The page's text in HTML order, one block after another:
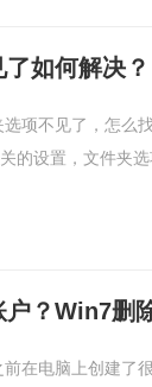
如何解决？
项不见了，怎么
的设置，文件夹
？Win7删
在电脑上创建了